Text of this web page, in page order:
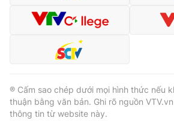
® Cấm sao chép dưới mọi hình thức nếu
thuận bằng văn bản. Ghi rõ nguồn
thông tin từ website này.